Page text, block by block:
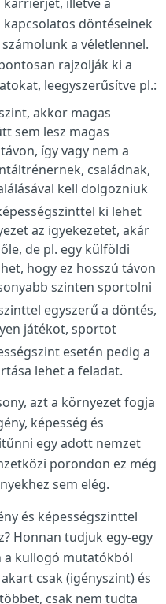
döntéseinek
a véletlennel.
rajzolják ki a
leegyszerűsítve pl.:
akkor magas
sem lesz magas
így vagy nem a
családnak,
kell dolgozniuk
ki lehet
az igyekezetet, akár
de pl. egy külföldi
hogy ez hosszú távon
szinten sportolni
egyszerű a döntés,
játékot, sportot
esetén pedig a
lehet a feladat.
azt a környezet fogja
képesség és
egy adott nemzet
porondon ez még
sem elég.
és képességszinttel
Honnan tudjuk egy-egy
a kullogó mutatókból
csak (igényszint) és
csak nem tudta